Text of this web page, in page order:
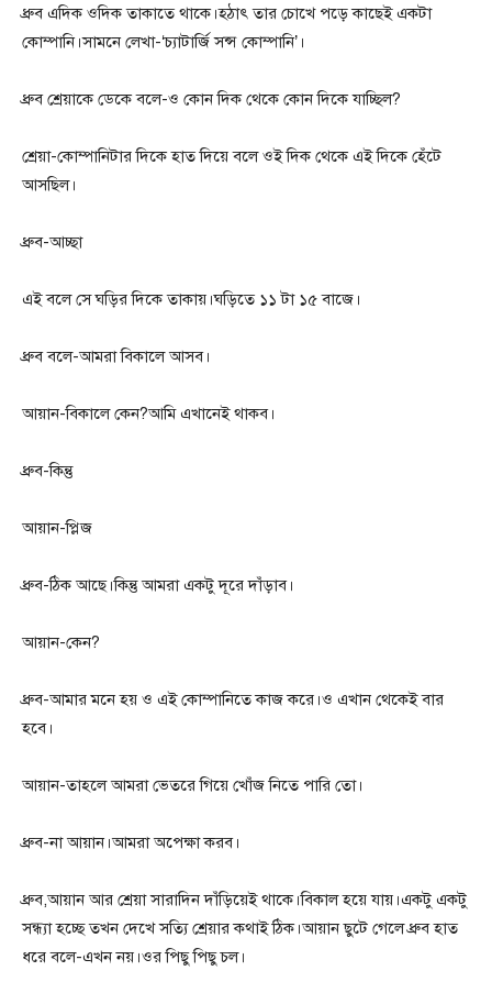
ধ্রুব এদিক ওদিক তাকাতে থাকে।হঠাৎ তার চোখে পড়ে কাছেই একটা
কোম্পানি।সামনে লেখা-‘চ্যাটার্জি সন্স কোম্পানি’।
ধ্রুব শ্রেয়াকে ডেকে বলে-ও কোন দিক থেকে কোন দিকে যাচ্ছিল?
শ্রেয়া-কোম্পানিটার দিকে হাত দিয়ে বলে ওই দিক থেকে এই দিকে হেঁটে
আসছিল।
ধ্রুব-আচ্ছা
এই বলে সে ঘড়ির দিকে তাকায়।ঘড়িতে ১১ টা ১৫ বাজে।
ধ্রুব বলে-আমরা বিকালে আসব।
আয়ান-বিকালে কেন?আমি এখানেই থাকব।
ধ্রুব-কিন্তু
আয়ান-প্লিজ
ধ্রুব-ঠিক আছে।কিন্তু আমরা একটু দূরে দাঁড়াব।
আয়ান-কেন?
ধ্রুব-আমার মনে হয় ও এই কোম্পানিতে কাজ করে।ও এখান থেকেই বার
হবে।
আয়ান-তাহলে আমরা ভেতরে গিয়ে খোঁজ নিতে পারি তো।
ধ্রুব-না আয়ান।আমরা অপেক্ষা করব।
ধ্রুব,আয়ান আর শ্রেয়া সারাদিন দাঁড়িয়েই থাকে।বিকাল হয়ে যায়।একটু একটু
সন্ধ্যা হচ্ছে তখন দেখে সত্যি শ্রেয়ার কথাই ঠিক।আয়ান ছুটে গেলে ধ্রুব হাত
ধরে বলে-এখন নয়।ওর পিছু পিছু চল।